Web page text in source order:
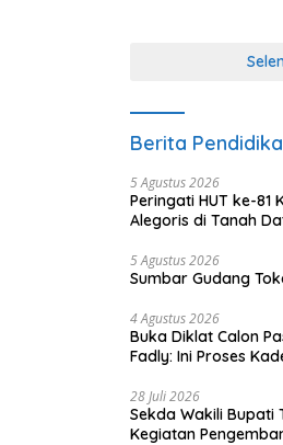
Berita
5 Agustus 2026
Peringati HUT ke-81
Alegoris di Tanah
5 Agustus 2026
Sumbar Gudang
4 Agustus 2026
Buka Diklat Calon
Fadly: Ini Proses
28 Juli 2026
Sekda Wakili Bupati
Kegiatan